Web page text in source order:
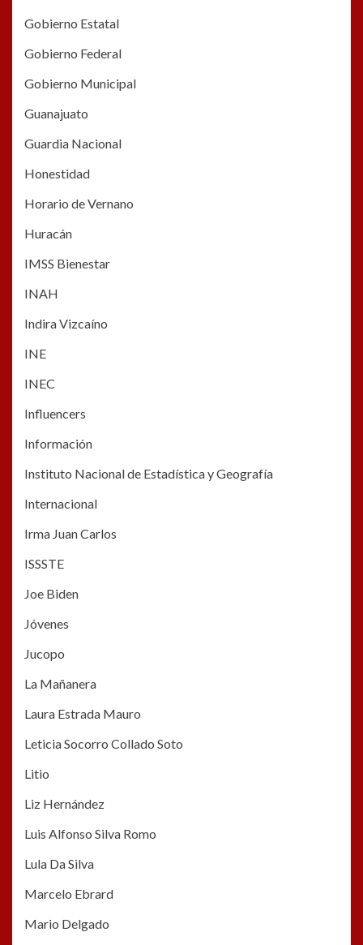
Gobierno Estatal
Gobierno Federal
Gobierno Municipal
Guanajuato
Guardia Nacional
Honestidad
Horario de Vernano
Huracán
IMSS Bienestar
INAH
Indira Vizcaíno
INE
INEC
Influencers
Información
Instituto Nacional de Estadística y Geografía
Internacional
Irma Juan Carlos
ISSSTE
Joe Biden
Jóvenes
Jucopo
La Mañanera
Laura Estrada Mauro
Leticia Socorro Collado Soto
Litio
Liz Hernández
Luis Alfonso Silva Romo
Lula Da Silva
Marcelo Ebrard
Mario Delgado